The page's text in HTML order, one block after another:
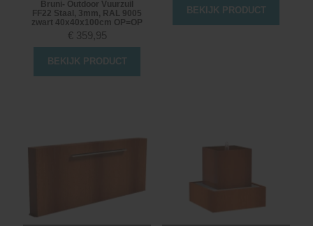
Bruni- Outdoor Vuurzuil
FF22 Staal, 3mm, RAL 9005
zwart 40x40x100cm OP=OP
€ 359,95
BEKIJK PRODUCT
BEKIJK PRODUCT